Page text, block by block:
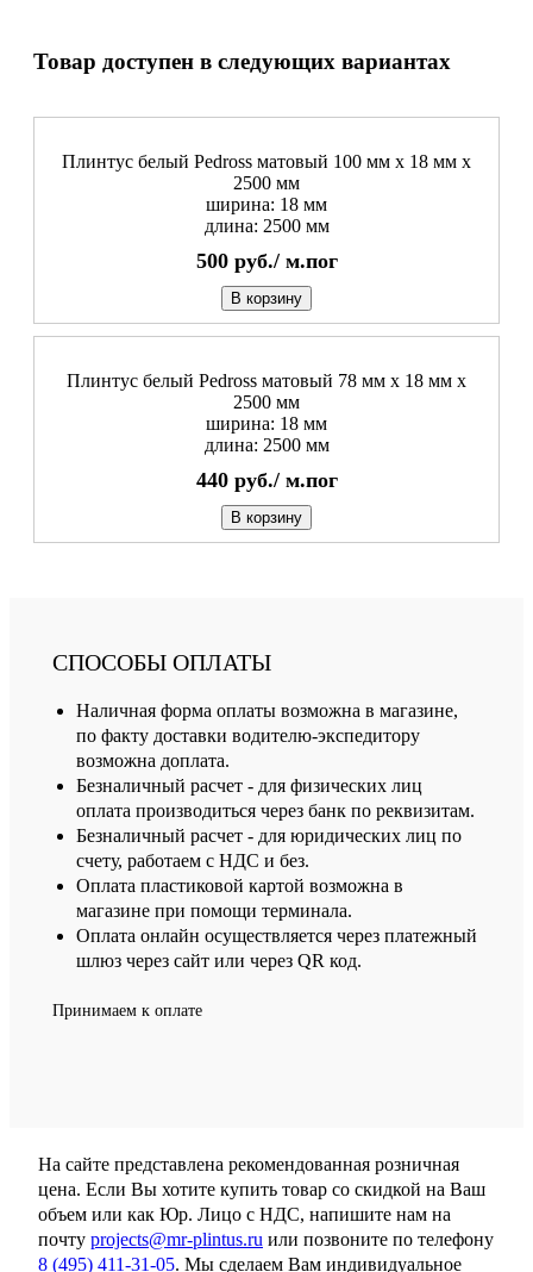
Товар доступен в следующих вариантах
Плинтус белый Pedross матовый 100 мм х 18 мм х
2500 мм
ширина: 18 мм
длина: 2500 мм
500 руб./ м.пог
В корзину
Плинтус белый Pedross матовый 78 мм х 18 мм х
2500 мм
ширина: 18 мм
длина: 2500 мм
440 руб./ м.пог
В корзину
СПОСОБЫ ОПЛАТЫ
Наличная форма оплаты возможна в магазине,
по факту доставки водителю-экспедитору
возможна доплата.
Безналичный расчет - для физических лиц
оплата производиться через банк по реквизитам.
Безналичный расчет - для юридических лиц по
счету, работаем с НДС и без.
Оплата пластиковой картой возможна в
магазине при помощи терминала.
Оплата онлайн осуществляется через платежный
шлюз через сайт или через QR код.
Принимаем к оплате
На сайте представлена рекомендованная розничная
цена. Если Вы хотите купить товар со скидкой на Ваш
объем или как Юр. Лицо с НДС, напишите нам на
почту projects@mr-plintus.ru или позвоните по телефону
8 (495) 411-31-05. Мы сделаем Вам индивидуальное